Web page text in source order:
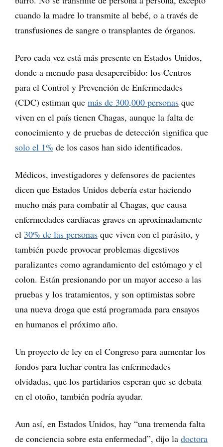
cuando la madre lo transmite al bebé, o a través de
transfusiones de sangre o transplantes de órganos.
Pero cada vez está más presente en Estados Unidos,
donde a menudo pasa desapercibido: los Centros
para el Control y Prevención de Enfermedades
(CDC) estiman que más de 300,000 personas que
viven en el país tienen Chagas, aunque la falta de
conocimiento y de pruebas de detección significa que
solo el 1% de los casos han sido identificados.
Médicos, investigadores y defensores de pacientes
dicen que Estados Unidos debería estar haciendo
mucho más para combatir al Chagas, que causa
enfermedades cardíacas graves en aproximadamente
el 30% de las personas que viven con el parásito, y
también puede provocar problemas digestivos
paralizantes como agrandamiento del estómago y el
colon. Están presionando por un mayor acceso a las
pruebas y los tratamientos, y son optimistas sobre
una nueva droga que está programada para ensayos
en humanos el próximo año.
Un proyecto de ley en el Congreso para aumentar los
fondos para luchar contra las enfermedades
olvidadas, que los partidarios esperan que se debata
en el otoño, también podría ayudar.
Aun así, en Estados Unidos, hay “una tremenda falta
de conciencia sobre esta enfermedad”, dijo la doctora